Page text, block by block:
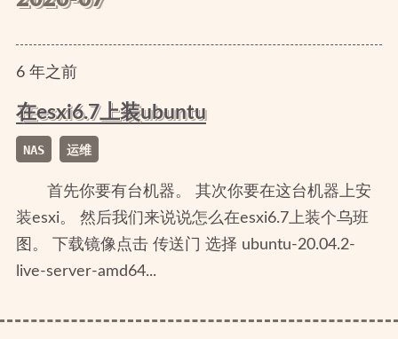
6年之前
在esxi6.7上装ubuntu
NAS 运维
首先你要有台机器。 其次你要在这台机器上安
装esxi。 然后我们来说说怎么在esxi6.7上装个乌班
图。 下载镜像点击 传送门 选择 ubuntu-20.04.2-
live-server-amd64...